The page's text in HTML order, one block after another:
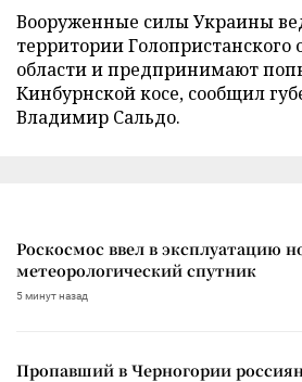
Вооруженные силы Украины
территории Голопристанского
области и предпринимают
Кинбурнской косе, сообщил
Владимир Сальдо.
Роскосмос ввел в эксплуатацию
метеорологический спутник
5 минут назад
Пропавший в Черногории